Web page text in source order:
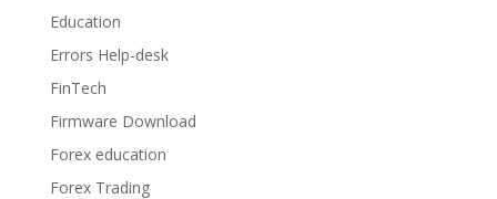
Education
Errors Help-desk
FinTech
Firmware Download
Forex education
Forex Trading